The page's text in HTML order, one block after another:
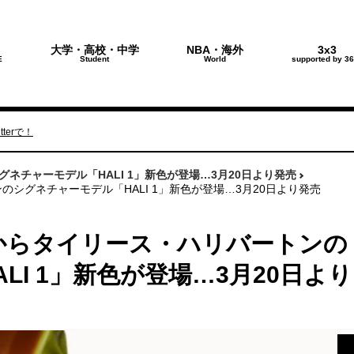
大学・高校・中学
Student
NBA・海外
World
3x3
supported by
で！
ネチャーモデル「HALI 1」新色が登場…3月20日より発売
シグネチャーモデル「HALI 1」新色が登場…3月20日より発売
タイリース・ハリバートンの
1」新色が登場…3月20日より